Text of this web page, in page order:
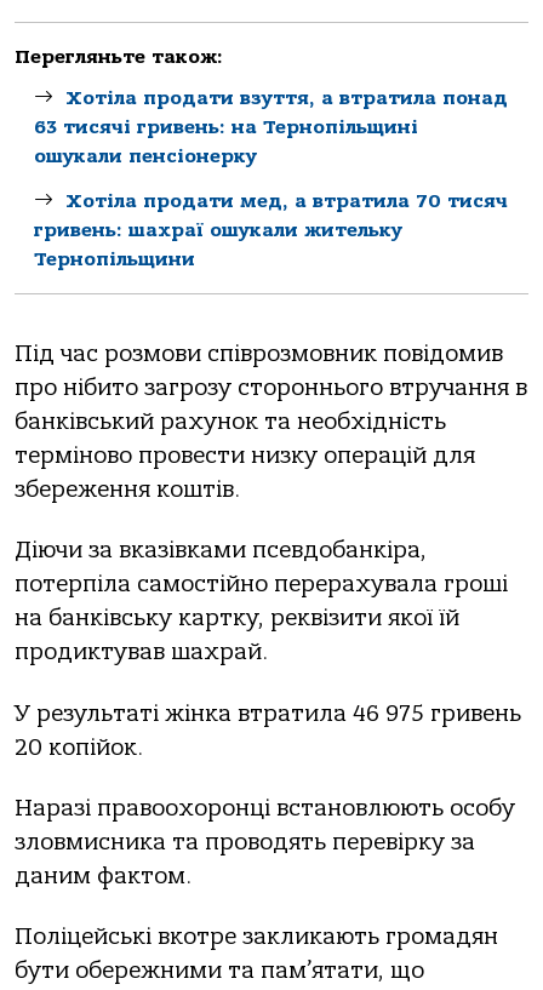
Перегляньте також:
Хотіла продати взуття, а втратила понад
63 тисячі гривень: на Тернопільщині
ошукали пенсіонерку
Хотіла продати мед, а втратила 70 тисяч
гривень: шахраї ошукали жительку
Тернопільщини
Під час розмови співрозмовник повідомив
про нібито загрозу стороннього втручання в
банківський рахунок та необхідність
терміново провести низку операцій для
збереження коштів.
Діючи за вказівками псевдобанкіра,
потерпіла самостійно перерахувала гроші
на банківську картку, реквізити якої їй
продиктував шахрай.
У результаті жінка втратила 46 975 гривень
20 копійок.
Наразі правоохоронці встановлюють особу
зловмисника та проводять перевірку за
даним фактом.
Поліцейські вкотре закликають громадян
бути обережними та пам’ятати, що